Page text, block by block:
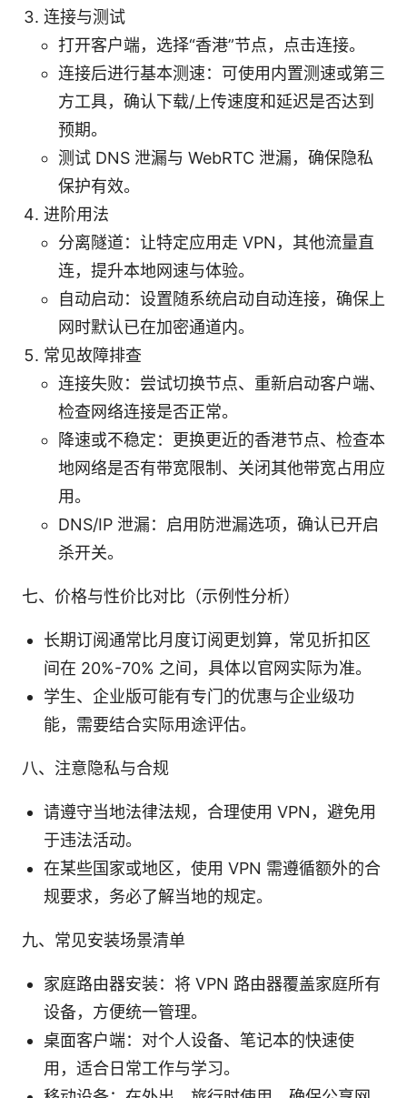
连接与测试
打开客户端，选择“香港”节点，点击连接。
连接后进行基本测速：可使用内置测速或第三
方工具，确认下载/上传速度和延迟是否达到
预期。
测试 DNS 泄漏与 WebRTC 泄漏，确保隐私
保护有效。
进阶用法
分离隧道：让特定应用走 VPN，其他流量直
连，提升本地网速与体验。
自动启动：设置随系统启动自动连接，确保上
网时默认已在加密通道内。
常见故障排查
连接失败：尝试切换节点、重新启动客户端、
检查网络连接是否正常。
降速或不稳定：更换更近的香港节点、检查本
地网络是否有带宽限制、关闭其他带宽占用应
用。
DNS/IP 泄漏：启用防泄漏选项，确认已开启
杀开关。
七、价格与性价比对比（示例性分析）
长期订阅通常比月度订阅更划算，常见折扣区
间在 20%-70% 之间，具体以官网实际为准。
学生、企业版可能有专门的优惠与企业级功
能，需要结合实际用途评估。
八、注意隐私与合规
请遵守当地法律法规，合理使用 VPN，避免用
于违法活动。
在某些国家或地区，使用 VPN 需遵循额外的合
规要求，务必了解当地的规定。
九、常见安装场景清单
家庭路由器安装：将 VPN 路由器覆盖家庭所有
设备，方便统一管理。
桌面客户端：对个人设备、笔记本的快速使
用，适合日常工作与学习。